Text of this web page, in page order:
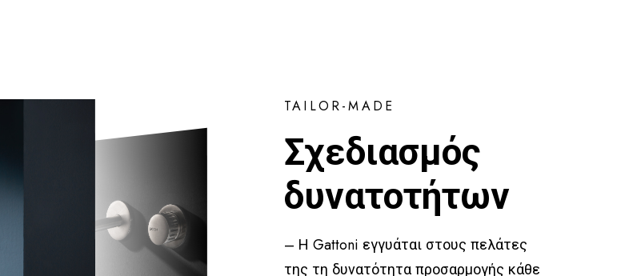
TAILOR-MADE
Σχεδιασμός
δυνατοτήτων
– Η Gattoni εγγυάται στους πελάτες
της τη δυνατότητα προσαρμογής κάθε